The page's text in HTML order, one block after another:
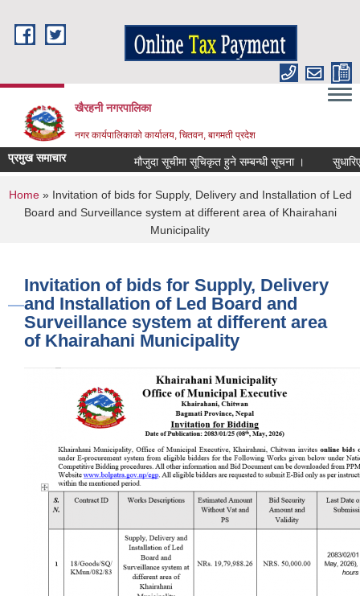
खैरहनी नगरपालिका
नगर कार्यपालिकाको कार्यालय, चितवन, बागमती प्रदेश
प्रमुख समाचार मौजुदा सूचीमा सूचिकृत हुने सम्बन्धी सूचना ।
You are here
Home» Invitation of bids for Supply, Delivery and Installation of Led
Board and Surveillance system at different area of Khairahani
Municipality
Invitation of bids for Supply, Delivery
and Installation of Led Board and
Surveillance system at different area
of Khairahani Municipality